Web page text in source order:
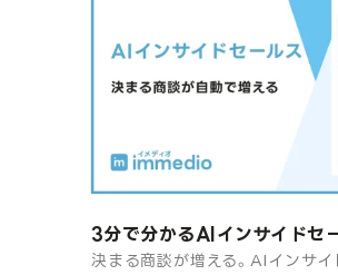
3分で分かるAIインサイド
決まる商談が増える。AIインサ